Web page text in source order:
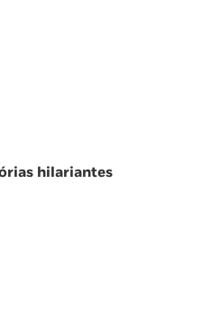
hilariantes